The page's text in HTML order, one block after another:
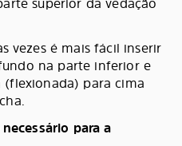
vezes é mais fácil inserir
na parte inferior e
para cima
para a